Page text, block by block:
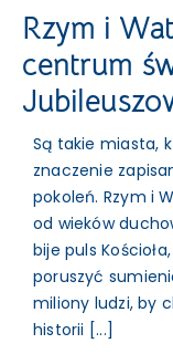
Rzym i
centrum
Są takie miasta,
znaczenie
pokoleń. Rzym i
od wieków
bije puls
poruszyć
miliony ludzi, by
historii [...]